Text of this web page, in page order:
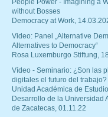
People Power - Imagining a
without Bosses
Democracy at Work,
Video: Panel „Alternative
Alternatives to Democracy“
Rosa Luxemburgo Stiftung,
Vídeo - Seminario: ¿Son las
digitales el futuro del trabajo?
Unidad Académica de
Desarrollo de la Universidad
de Zacatecas, 01.11.22